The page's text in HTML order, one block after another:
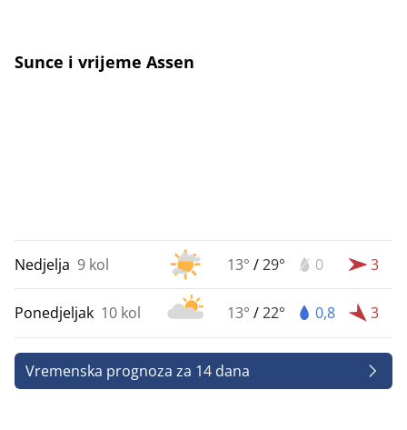
Sunce i vrijeme Assen
Nedjelja 9 kol 13° /29° 0 3
Ponedjeljak 10 kol 13° /22° 0,8 3
Vremenska prognoza za 14 dana